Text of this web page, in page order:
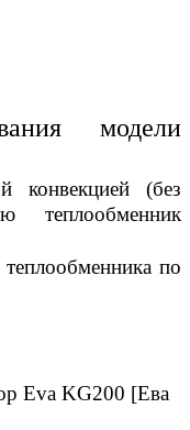
модели
конвекцией (без
теплообменник
по
Eva KG200 [Ева